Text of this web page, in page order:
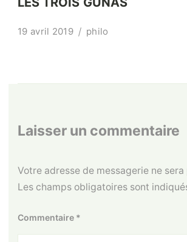
19 avril 2019 philo
Laisser un commentaire
Votre adresse de messagerie ne sera
Les champs obligatoires sont
Commentaire *